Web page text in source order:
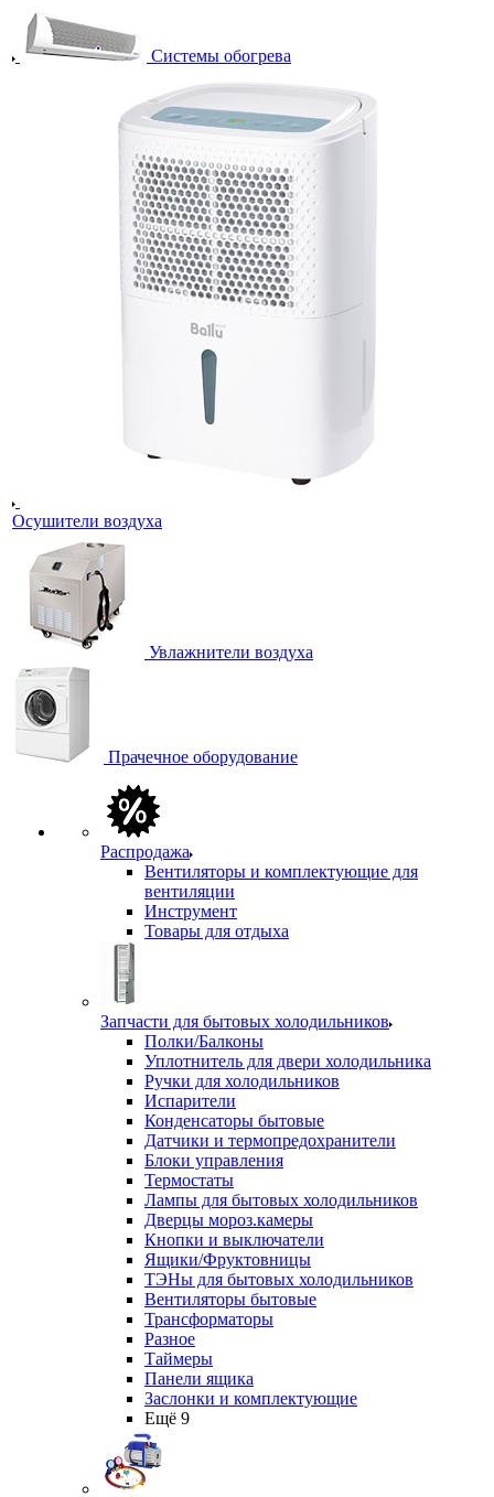
Системы обогрева
Осушители воздуха
Увлажнители воздуха
Прачечное оборудование
Распродажа
Вентиляторы и комплектующие для
вентиляции
Инструмент
Товары для отдыха
Запчасти для бытовых холодильников
Полки/Балконы
Уплотнитель для двери холодильника
Ручки для холодильников
Испарители
Конденсаторы бытовые
Датчики и термопредохранители
Блоки управления
Термостаты
Лампы для бытовых холодильников
Дверцы мороз.камеры
Кнопки и выключатели
Ящики/Фруктовницы
ТЭНы для бытовых холодильников
Вентиляторы бытовые
Трансформаторы
Разное
Таймеры
Панели ящика
Заслонки и комплектующие
Ещё 9